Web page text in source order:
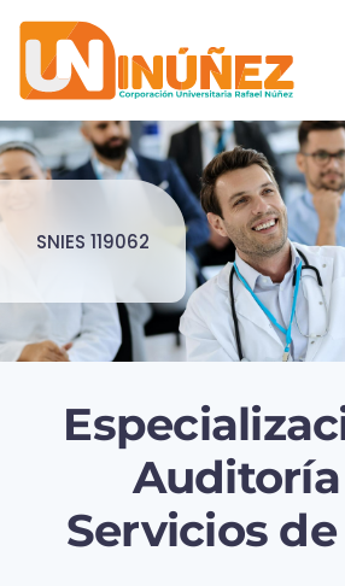
Skip to main content
SNIES 119062
Servicios